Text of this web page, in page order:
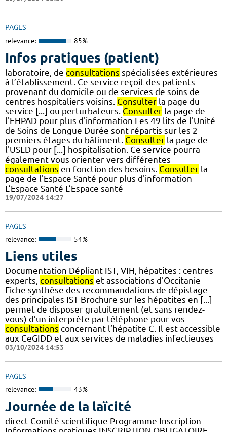
PAGES
relevance: 85%
Infos pratiques (patient)
laboratoire, de consultations spécialisées extérieures
à l’établissement. Ce service reçoit des patients
provenant du domicile ou de services de soins de
centres hospitaliers voisins. Consulter la page du
service [...] ou perturbateurs. Consulter la page de
l'EHPAD pour plus d'information Les 49 lits de l'Unité
de Soins de Longue Durée sont répartis sur les 2
premiers étages du bâtiment. Consulter la page de
l'USLD pour [...] hospitalisation. Ce service pourra
également vous orienter vers différentes
consultations en fonction des besoins. Consulter la
page de l'Espace Santé pour plus d'information
L’Espace Santé L’Espace santé
19/07/2024 14:27
PAGES
relevance: 54%
Liens utiles
Documentation Dépliant IST, VIH, hépatites : centres
experts, consultations et associations d'Occitanie
Fiche synthèse des recommandations de dépistage
des principales IST Brochure sur les hépatites en [...]
permet de disposer gratuitement (et sans rendez-
vous) d’un interprète par téléphone pour vos
consultations concernant l’hépatite C. Il est accessible
aux CeGIDD et aux services de maladies infectieuses
03/10/2024 14:53
PAGES
relevance: 43%
Journée de la laïcité
direct Comité scientifique Programme Inscription